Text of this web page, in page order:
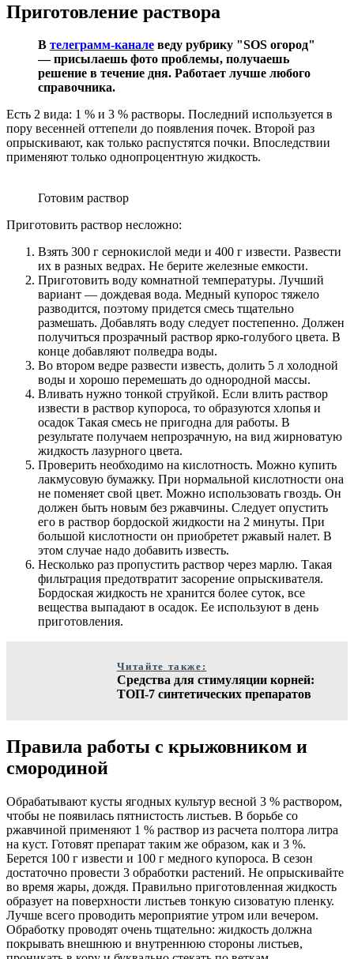
Приготовление раствора
В телеграмм-канале веду рубрику "SOS огород"
— присылаешь фото проблемы, получаешь
решение в течение дня. Работает лучше любого
справочника.
Есть 2 вида: 1 % и 3 % растворы. Последний используется в
пору весенней оттепели до появления почек. Второй раз
опрыскивают, как только распустятся почки. Впоследствии
применяют только однопроцентную жидкость.
Готовим раствор
Приготовить раствор несложно:
Взять 300 г сернокислой меди и 400 г извести. Развести
их в разных ведрах. Не берите железные емкости.
Приготовить воду комнатной температуры. Лучший
вариант — дождевая вода. Медный купорос тяжело
разводится, поэтому придется смесь тщательно
размешать. Добавлять воду следует постепенно. Должен
получиться прозрачный раствор ярко-голубого цвета. В
конце добавляют полведра воды.
Во втором ведре развести известь, долить 5 л холодной
воды и хорошо перемешать до однородной массы.
Вливать нужно тонкой струйкой. Если влить раствор
извести в раствор купороса, то образуются хлопья и
осадок Такая смесь не пригодна для работы. В
результате получаем непрозрачную, на вид жирноватую
жидкость лазурного цвета.
Проверить необходимо на кислотность. Можно купить
лакмусовую бумажку. При нормальной кислотности она
не поменяет свой цвет. Можно использовать гвоздь. Он
должен быть новым без ржавчины. Следует опустить
его в раствор бордоской жидкости на 2 минуты. При
большой кислотности он приобретет ржавый налет. В
этом случае надо добавить известь.
Несколько раз пропустить раствор через марлю. Такая
фильтрация предотвратит засорение опрыскивателя.
Бордоская жидкость не хранится более суток, все
вещества выпадают в осадок. Ее используют в день
приготовления.
Читайте также:
Средства для стимуляции корней:
ТОП-7 синтетических препаратов
Правила работы с крыжовником и
смородиной
Обрабатывают кусты ягодных культур весной 3 % раствором,
чтобы не появилась пятнистость листьев. В борьбе со
ржавчиной применяют 1 % раствор из расчета полтора литра
на куст. Готовят препарат таким же образом, как и 3 %.
Берется 100 г извести и 100 г медного купороса. В сезон
достаточно провести 3 обработки растений. Не опрыскивайте
во время жары, дождя. Правильно приготовленная жидкость
образует на поверхности листьев тонкую сизоватую пленку.
Лучше всего проводить мероприятие утром или вечером.
Обработку проводят очень тщательно: жидкость должна
покрывать внешнюю и внутреннюю стороны листьев,